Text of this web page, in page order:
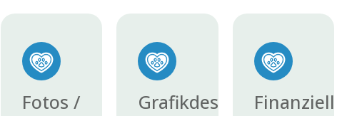
Fotos /
Grafikdesign Finanziell